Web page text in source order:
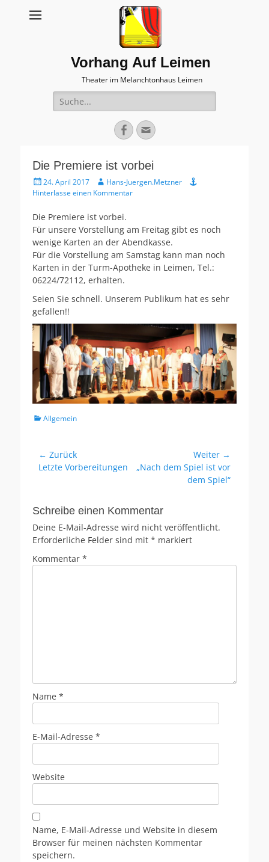
Vorhang Auf Leimen
Theater im Melanchtonhaus Leimen
Suche
nach:
Facebook
E-
Mail
Die Premiere ist vorbei
Veröffentlicht
am
24. April 2017 AutorHans-Juergen.Metzner
Hinterlasse einen Kommentar
Die Premiere ist vorbei.
Für unsere Vorstellung am Freitag gibt es noch
wenige Karten an der Abendkasse.
Für die Vorstellung am Samstag kann man noch
Karten in der Turm-Apotheke in Leimen, Tel.:
06224/72112, erhalten.
Seien Sie schnell. Unserem Publikum hat es sehr
gefallen!!
Kategorien
Allgemein
Beitragsnavigation
← Zurück
Vorheriger
Letzte Vorbereitungen
Weiter →
Nächster
„Nach dem Spiel ist vor
dem Spiel“
Schreibe einen Kommentar
Deine E-Mail-Adresse wird nicht veröffentlicht.
Erforderliche Felder sind mit * markiert
Kommentar *
Name *
E-Mail-Adresse *
Website
Name, E-Mail-Adresse und Website in diesem
Browser für meinen nächsten Kommentar
speichern.